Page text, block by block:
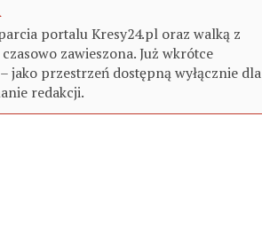
portalu Kresy24.pl oraz walką z
zawieszona. Już wkrótce
przestrzeń dostępną wyłącznie dla
redakcji.